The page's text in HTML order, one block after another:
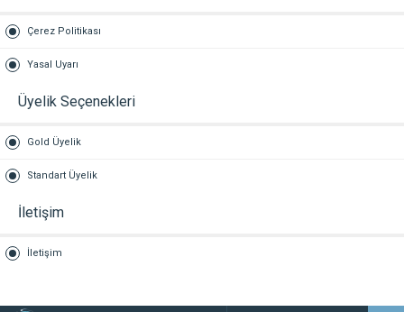
Çerez Politikası
Yasal Uyarı
Üyelik Seçenekleri
Gold Üyelik
Standart Üyelik
İletişim
İletişim